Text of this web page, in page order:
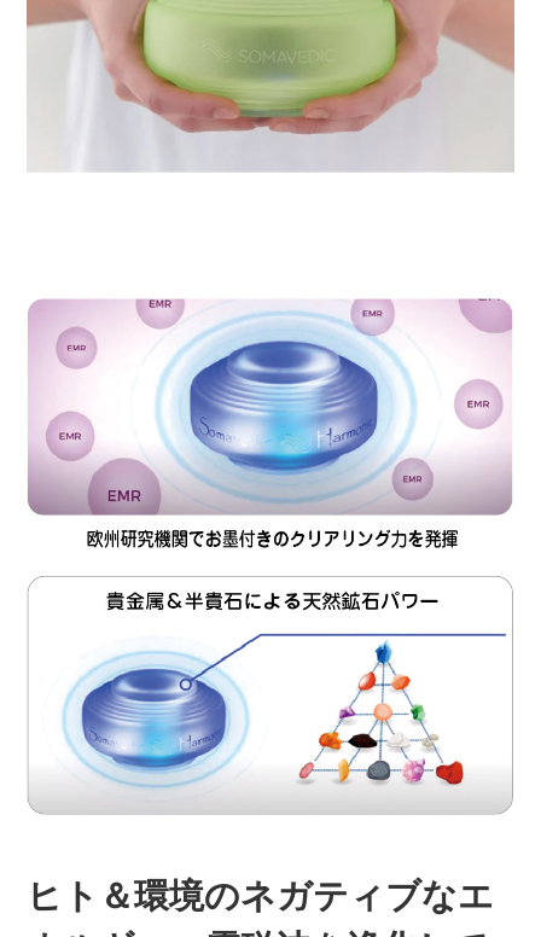
プライバシーポリシーを確認しました。
ヒト＆環境のネガティブなエ